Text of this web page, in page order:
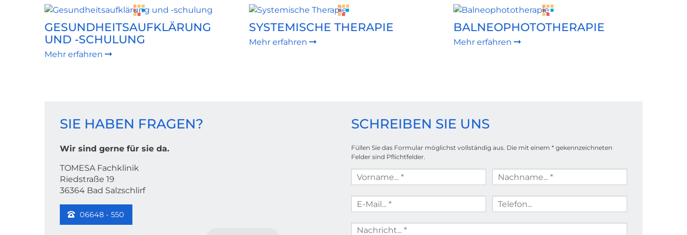
WEITERFÜHRENDE
LINKS
GESUNDHEITSAUFKLÄRUNG
UND -SCHULUNG
Mehr erfahren
SYSTEMISCHE THERAPIE
Mehr erfahren
BALNEOPHOTOTHERAPIE
Mehr erfahren
KONTAKT
SIE HABEN FRAGEN?
Wir sind gerne für sie da.
TOMESA Fachklinik
Riedstraße 19
36364 Bad Salzschlirf
06648 - 550
SCHREIBEN SIE UNS
Füllen Sie das Formular möglichst vollständig aus. Die mit einem * gekennzeichneten
Felder sind Pflichtfelder.